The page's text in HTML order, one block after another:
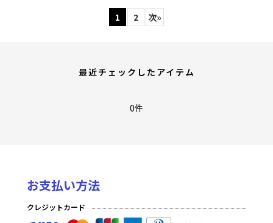
1 2 次»
最近チェックしたアイテム
0件
お支払い方法
クレジットカード